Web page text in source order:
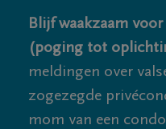
Blijf waakzaam
(poging tot
meldingen over
zogezegde
mom van een